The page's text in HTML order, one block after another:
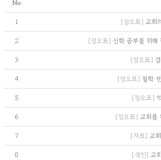
No
1
[정오표] 교회
2
[정오표] 신학 공부를 위
3
[정오표]
4
[정오표] 철학·
5
[정오표]
6
[정오표] 교회를
7
[자료] 교
8
[색인] 교